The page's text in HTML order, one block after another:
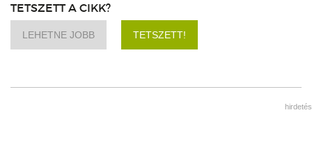
TETSZETT A CIKK?
LEHETNE JOBB TETSZETT!
hirdetés